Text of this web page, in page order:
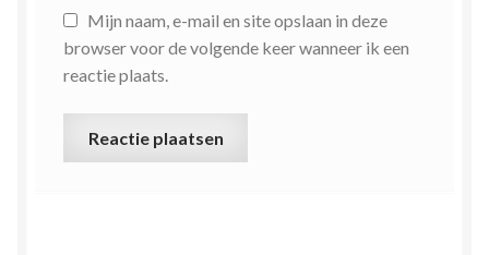
Mijn naam, e-mail en site opslaan in deze
browser voor de volgende keer wanneer ik een
reactie plaats.